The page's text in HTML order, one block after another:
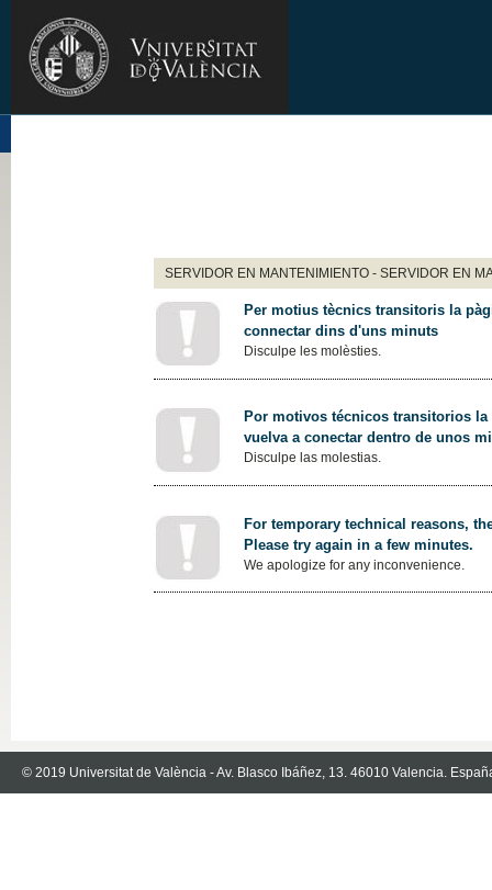
SERVIDOR EN MANTENIMIENTO - SERVIDOR EN
Per motius tècnics transitoris la
connectar dins d'uns minuts
Disculpe les molèsties.
Por motivos técnicos transitorios
vuelva a conectar dentro de unos
Disculpe las molestias.
For temporary technical reasons,
Please try again in a few minutes.
We apologize for any inconvenience.
© 2019 Universitat de València - Av. Blasco Ibáñez, 13. 46010 Valencia.